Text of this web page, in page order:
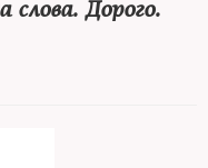
слова. Дорого.